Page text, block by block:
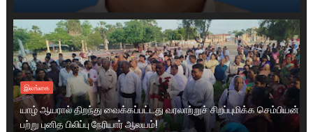
இலங்கை
யாழ் ஆயரால் திறந்து வைக்கப்பட்டது வரலாற்றுச் சிறப்புமிக்க செம்பியன்
பற்று புனித பிலிப்பு நேரியார் ஆலயம்!